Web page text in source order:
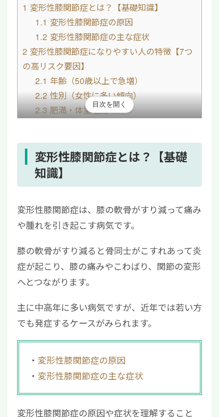
1 変形性膝関節症とは？【基礎知識】
1.1 変形性膝関節症の原因
1.2 変形性膝関節症の主な症状
2 変形性膝関節症になりやすい人の特徴【7つ
の高リスク要因】
2.1 年齢（50歳以上で急増）
2.2性別（女性に多い傾向）
2.3肥満・体重増加
2.6脚の形（O脚・X脚）
2.7膝の外傷歴・遺伝要因
変形性膝関節症になりやすい人の予防策
3.2体重管理を徹底する
3.3膝周辺の筋トレやストレッチを行う
4.1保存療法
4.2手術療法
4.3再生医療
変形性膝関節症に関してよくある質問
5.1変形性膝関節症の治し方は？
5.2変形性膝関節症の初期症状は？
5.3若い人でも変形性膝関節症になる？
5.4変形性膝関節症でしてはいけないこと
は？
目次を開く
変形性膝関節症とは？【基礎
知識】
変形性膝関節症は、膝の軟骨がすり減って痛み
や腫れを引き起こす病気です。
膝の軟骨がすり減ると骨同士がこすれあって炎
症が起こり、膝の痛みやこわばり、関節の変形
へとつながります。
主に中高年に多い病気ですが、近年では若い方
でも発症するケースがみられます。
変形性膝関節症の原因
変形性膝関節症の主な症状
変形性膝関節症の原因や症状を理解すること